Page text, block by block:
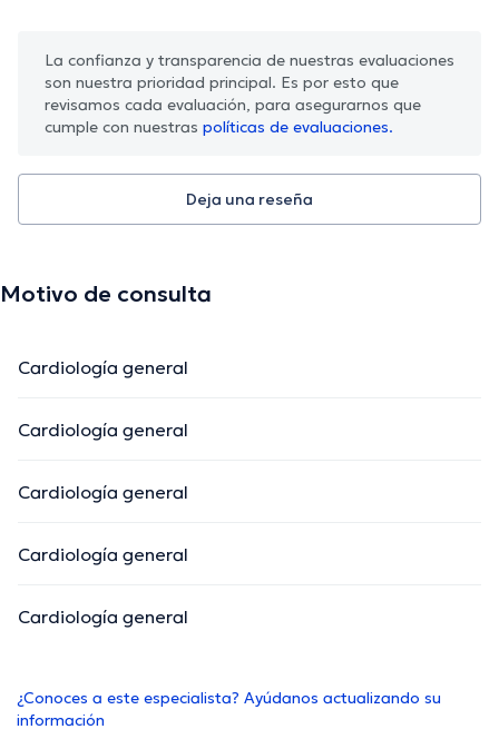
La confianza y transparencia de nuestras evaluaciones
son nuestra prioridad principal. Es por esto que
revisamos cada evaluación, para asegurarnos que
cumple con nuestras políticas de evaluaciones.
Deja una reseña
Motivo de consulta
Cardiología general
Cardiología general
Cardiología general
Cardiología general
Cardiología general
¿Conoces a este especialista? Ayúdanos actualizando su
información